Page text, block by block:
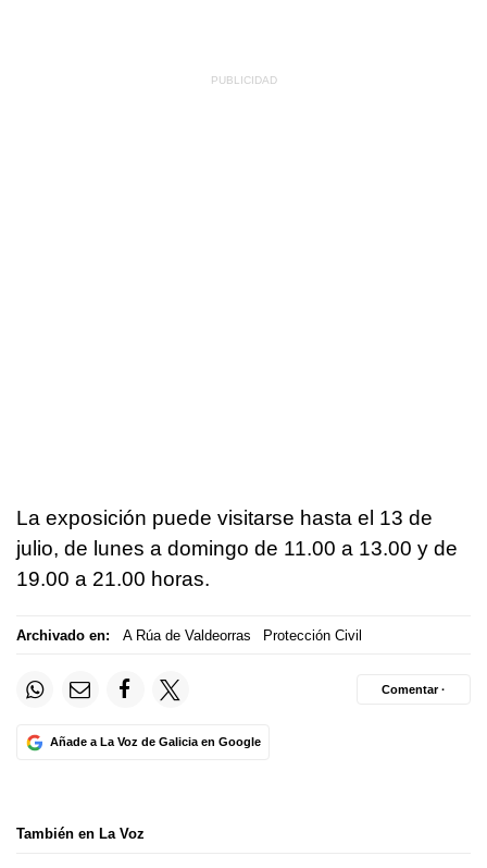
La exposición puede visitarse hasta el 13 de
julio, de lunes a domingo de 11.00 a 13.00 y de
19.00 a 21.00 horas.
Archivado en: A Rúa de Valdeorras Protección Civil
Añade a La Voz de Galicia en Google
Comentar ·
También en La Voz